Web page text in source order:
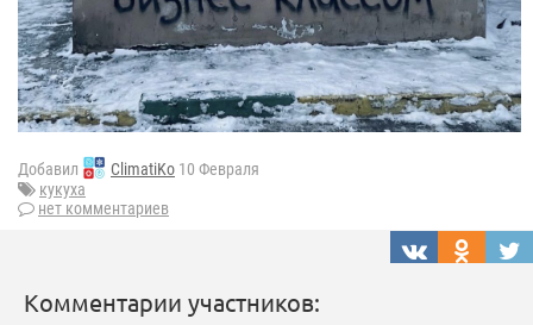
Добавил ClimatiKo 10 Февраля
кукуха
нет комментариев
Комментарии участников: